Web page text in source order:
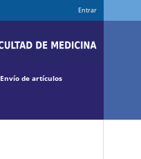
Envío de artículos
Entrar